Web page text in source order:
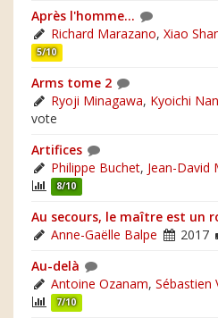
Après l'homme...
Richard Marazano, Xiao
5/10
Arms tome 2
Ryoji Minagawa, Kyoichi
vote
Artifices
Philippe Buchet, Jean-David
8/10
Au secours, le maître est un
Anne-Gaëlle Balpe
2017
Au-delà
Antoine Ozanam, Sébastien
7/10